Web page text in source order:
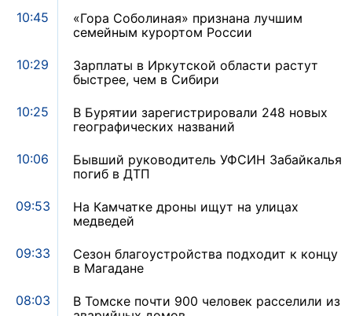
10:45
«Гора Соболиная» признана лучшим
семейным курортом России
10:29
Зарплаты в Иркутской области растут
быстрее, чем в Сибири
10:25
В Бурятии зарегистрировали 248 новых
географических названий
10:06
Бывший руководитель УФСИН Забайкалья
погиб в ДТП
09:53
На Камчатке дроны ищут на улицах
медведей
09:33
Сезон благоустройства подходит к концу
в Магадане
08:03
В Томске почти 900 человек расселили из